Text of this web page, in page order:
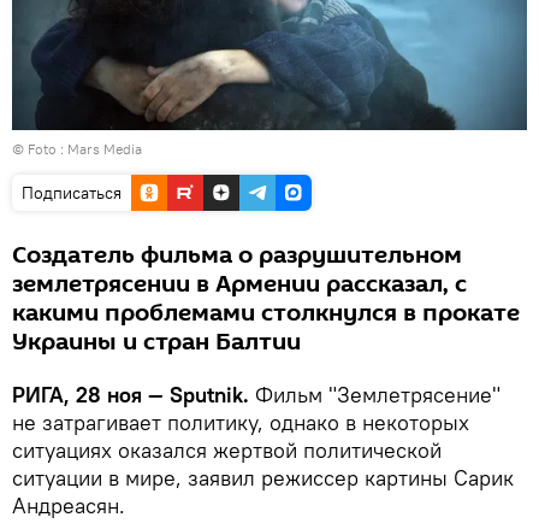
© Foto : Mars Media
Подписаться
Создатель фильма о разрушительном
землетрясении в Армении рассказал, с
какими проблемами столкнулся в прокате
Украины и стран Балтии
РИГА, 28 ноя — Sputnik. Фильм "Землетрясение"
не затрагивает политику, однако в некоторых
ситуациях оказался жертвой политической
ситуации в мире, заявил режиссер картины Сарик
Андреасян.